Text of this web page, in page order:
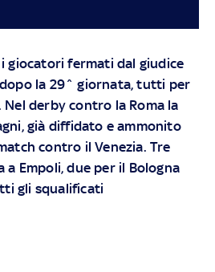
giocatori fermati dal giudice
la 29^ giornata, tutti per
derby contro la Roma la
già diffidato e ammonito
contro il Venezia. Tre
a Empoli, due per il Bologna
gli squalificati